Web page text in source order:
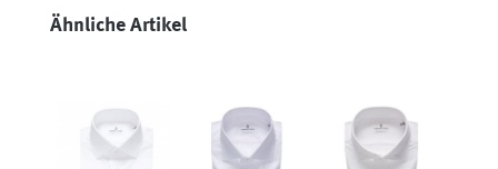
Produktgalerie überspringen
Ähnliche Artikel